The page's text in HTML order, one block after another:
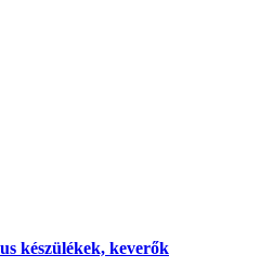
készülékek, keverők